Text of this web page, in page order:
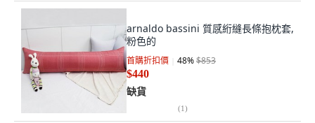
arnaldo bassini 質感絎縫長條抱枕套,
粉色的
首購折扣價 48%$853
$440
缺貨
(1)